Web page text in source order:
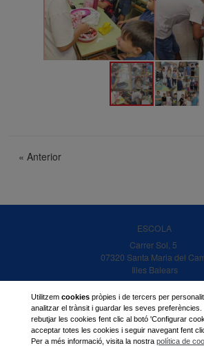
«Anterior
ESCOLA
Carrer Sol, 5
07320 Santa Maria del
Illes Balears
971 14 06 20
EMAIL:
centre@ramonllull.org
Utilitzem cookiespròpies i de tercers per
analitzar el trànsit i guardar les seves preferències.
rebutjar les cookies fent clic al botó 'Configurar
acceptar totes les cookies i seguir navegant fent
Per a més informació, visita la nostra política de